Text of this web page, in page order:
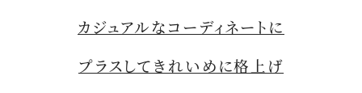
購入はこちら
カジュアルなコーディネートに
プラスしてきれいめに格上げ